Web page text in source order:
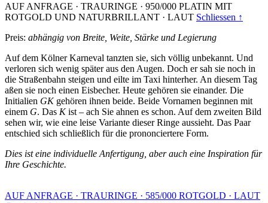
AUF ANFRAGE · TRAURINGE · 950/000 PLATIN MIT
ROTGOLD UND NATURBRILLANT · LAUT Schliessen ↑
Preis: abhängig von Breite, Weite, Stärke und Legierung
Auf dem Kölner Karneval tanzten sie, sich völlig unbekannt. Und
verloren sich wenig später aus den Augen. Doch er sah sie noch in
die Straßenbahn steigen und eilte im Taxi hinterher. An diesem Tag
aßen sie noch einen Eisbecher. Heute gehören sie einander. Die
Initialien GKgehören ihnen beide. Beide Vornamen beginnen mit
einem G. Das Kist – ach Sie ahnen es schon. Auf dem zweiten Bild
sehen wir, wie eine leise Variante dieser Ringe aussieht. Das Paar
entschied sich schließlich für die prononciertere Form.
Dies ist eine individuelle Anfertigung, aber auch eine Inspiration für
Ihre Geschichte.
AUF ANFRAGE · TRAURINGE · 585/000 ROTGOLD · LAUT